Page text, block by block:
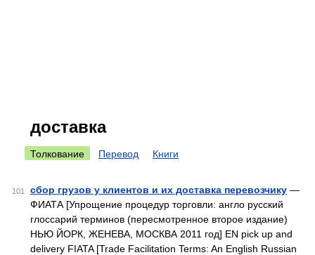
доставка
Толкование Перевод Книги
101 сбор грузов у клиентов и их доставка перевозчику —
ФИАТА [Упрощение процедур торговли: англо русский
глоссарий терминов (пересмотренное второе издание)
НЬЮ ЙОРК, ЖЕНЕВА, МОСКВА 2011 год] EN pick up and
delivery FIATA [Trade Facilitation Terms: An English Russian